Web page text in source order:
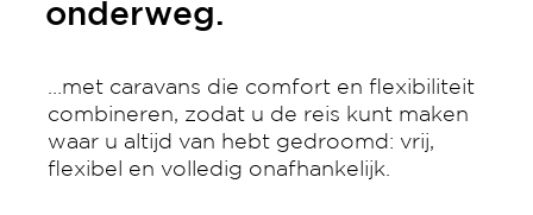
onderweg.
…met caravans die comfort en flexibiliteit
combineren, zodat u de reis kunt maken
waar u altijd van hebt gedroomd: vrij,
flexibel en volledig onafhankelijk.